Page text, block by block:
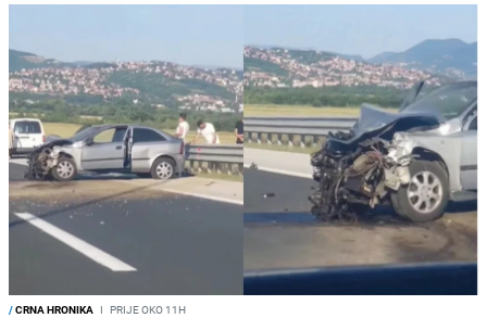
/CRNA HRONIKA I PRIJE OKO 11H